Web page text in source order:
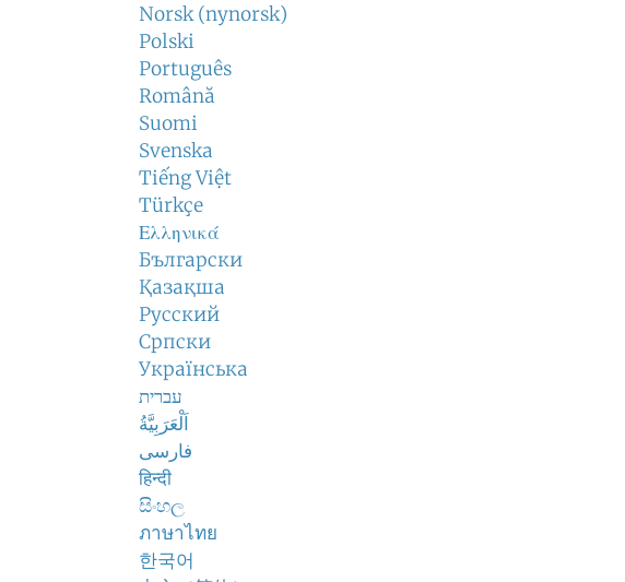
Norsk (nynorsk)
Polski
Português
Română
Suomi
Svenska
Tiếng Việt
Türkçe
Ελληνικά
Български
Қазақша
Русский
Српски
Українська
עברית
اَلْعَرَبِيَّةُ
فارسی
हिन्दी
සිංහල
ภาษาไทย
한국어